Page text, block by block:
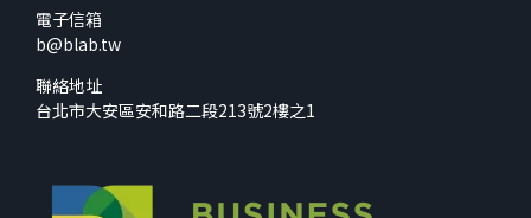
電子信箱
b@blab.tw
聯絡地址
台北市大安區安和路二段213號2樓之1